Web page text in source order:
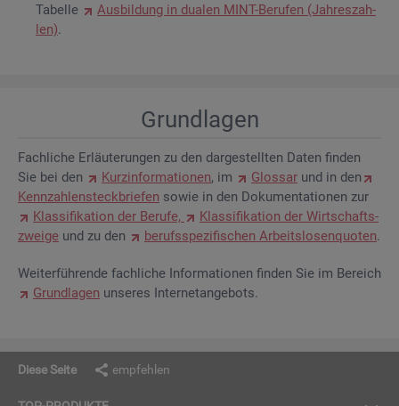
Ta­bel­le
Aus­bil­dung in dua­len MINT-Be­ru­fen (Jah­res­zah­
len).
Grund­la­gen
Fach­li­che Er­läu­te­run­gen zu den dar­ge­stell­ten Daten fin­den
Sie bei den
Kurz­in­for­ma­tio­nen, im Glos­sar und in den
Kenn­zah­len­steck­brie­fen sowie in den Do­ku­men­ta­tio­nen zur
Klas­si­fi­ka­ti­on der Be­ru­fe,
Klas­si­fi­ka­ti­on der Wirt­schafts­
zwei­ge und zu den be­rufs­spe­zi­fi­schen Ar­beits­lo­sen­quo­ten.
Wei­ter­füh­ren­de fach­li­che In­for­ma­tio­nen fin­den Sie im Be­reich
Grund­la­gen un­se­res In­ter­net­an­ge­bots.
Diese Seite empfehlen